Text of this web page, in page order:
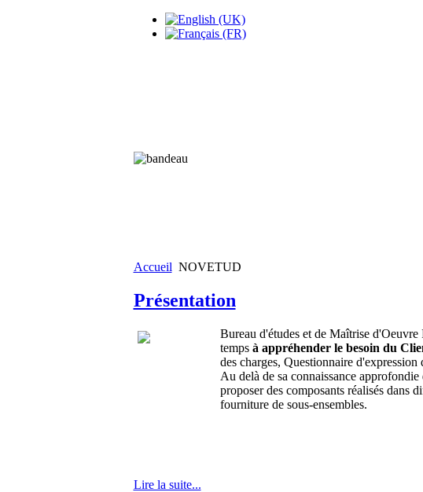
Accueil NOVETUD
Présentation
Bureau d'études et de Maîtrise
temps à appréhender le besoin du
des charges, Questionnaire d'expression
Au delà de sa connaissance
proposer des composants réalisés dans
fourniture de sous-ensembles.
Lire la suite...